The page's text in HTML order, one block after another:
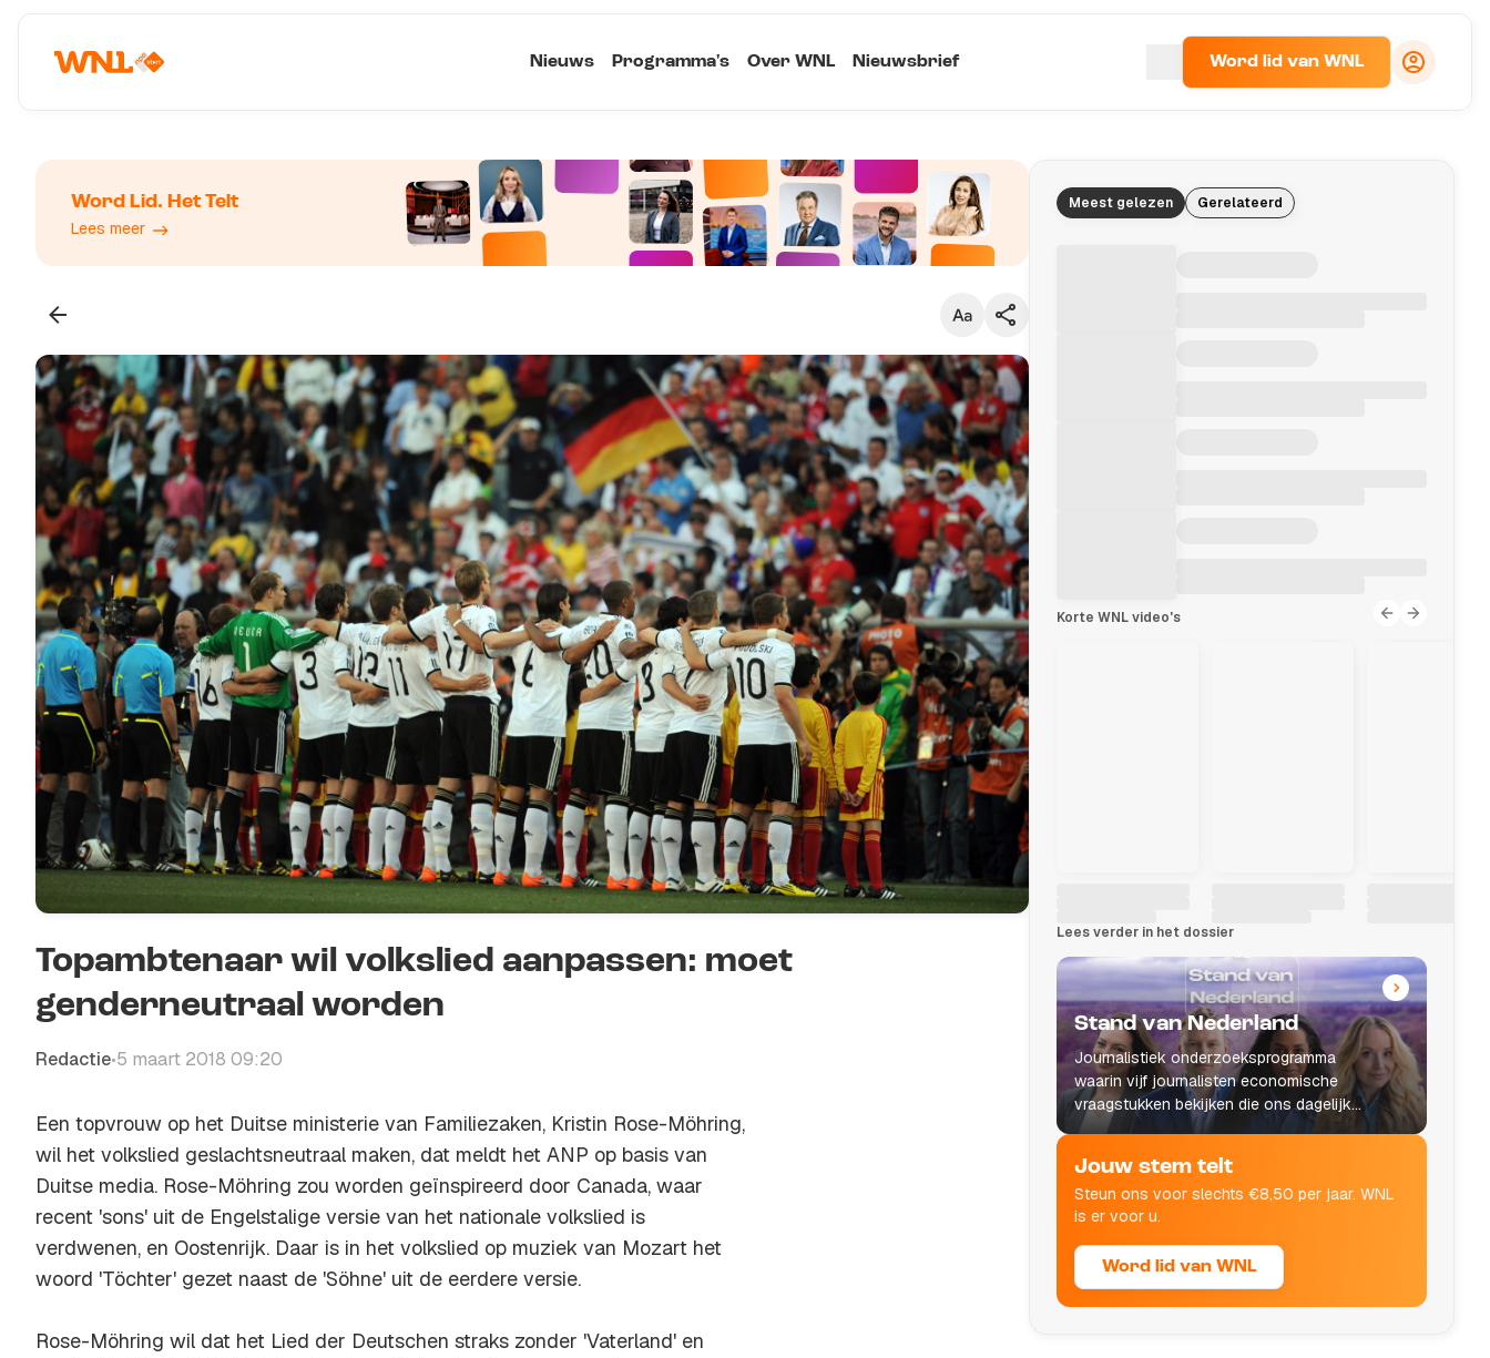
Nieuws Programma's Over WNL Nieuwsbrief Word lid van WNL
Word Lid. Het Telt
Lees meer
Klein
Standaard
Groot
Kopieer link
Topambtenaar wil volkslied aanpassen: moet
genderneutraal worden
Redactie•5 maart 2018 09:20
Een topvrouw op het Duitse ministerie van Familiezaken, Kristin Rose-Möhring,
wil het volkslied geslachtsneutraal maken, dat meldt het ANP op basis van
Duitse media. Rose-Möhring zou worden geïnspireerd door Canada, waar
recent 'sons' uit de Engelstalige versie van het nationale volkslied is
verdwenen, en Oostenrijk. Daar is in het volkslied op muziek van Mozart het
woord 'Töchter' gezet naast de 'Söhne' uit de eerdere versie.
Rose-Möhring wil dat het Lied der Deutschen straks zonder 'Vaterland' en
Meest gelezen Gerelateerd
Korte WNL video's
Lees verder in het dossier
Stand van Nederland
Journalistiek onderzoeksprogramma
waarin vijf journalisten economische
vraagstukken bekijken die ons dagelijks
leven raken.
Jouw stem telt
Steun ons voor slechts €8,50 per jaar. WNL
is er voor u.
Word lid van WNL